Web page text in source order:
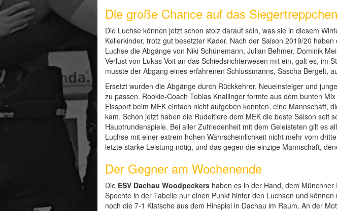
Die große Chance auf das Siegertreppchen
Die Luchse können jetzt schon stolz darauf sein, was sie in diesem
Kellerkinder, trotz gut besetzter Kader. Nach der Saison 2019/20
Luchse die Abgänge von Niki Schünemann, Julian Behmer, Dominik
Verlust von Lukas Voit an das Schiedsrichterwesen mit ein, galt es, im
musste der Abgang eines erfahrenen Schlussmanns, Sascha Bergelt,
Ersetzt wurden die Abgänge durch Rückkehrer, Neueinsteiger und
zu passen. Rookie-Coach Tobias Knallinger formte aus dem bunten
Eissport beim MEK einfach nicht aufgeben konnten, eine Mannschaft,
kam. Schon jetzt haben die Rudeltiere dem MEK die beste Saison seit
Hauptrundenspiele. Bei aller Zufriedenheit mit dem Geleisteten gilt es
Luchse mit einer extrem hohen Wahrscheinlichkeit nicht mehr vom
letzte starke Leistung nötig, und das gegen die einzige Mannschaft,
Der Gegner am Wochenende
Die ESV Dachau Woodpeckers haben es in der Hand, dem
Spechte in der Tabelle nur einen Punkt hinter den Luchsen und
noch die 7-1 Klatsche aus dem Hinspiel in Dachau im Raum. An der